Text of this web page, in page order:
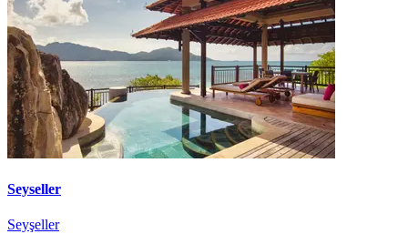
Seyseller
Seyşeller